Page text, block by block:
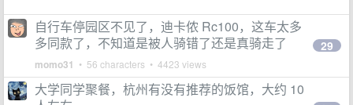
自行车停园区不见了，迪卡侬 Rc100，这车太多
多同款了，不知道是被人骑错了还是真骑走了
momo31 • 56 characters • 4423 views
29
大学同学聚餐，杭州有没有推荐的饭馆，大约 10